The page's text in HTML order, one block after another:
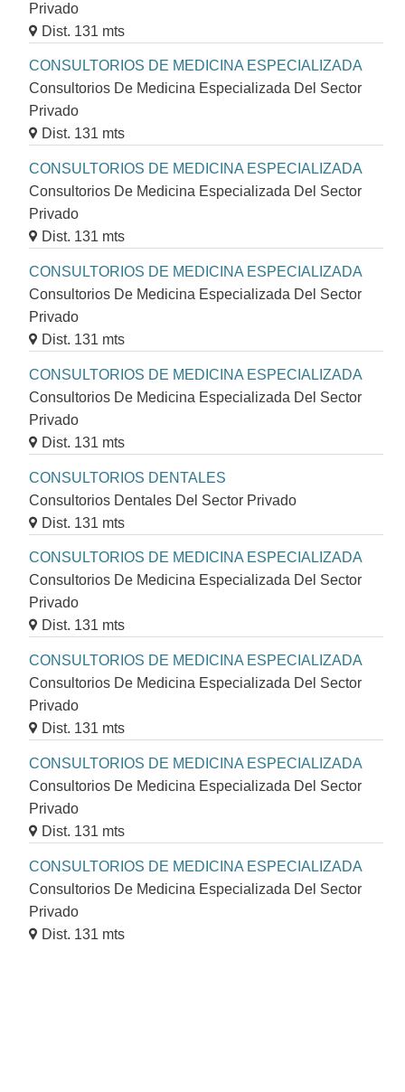
Privado
Dist. 131 mts
CONSULTORIOS DE MEDICINA ESPECIALIZADA
Consultorios De Medicina Especializada Del Sector
Privado
Dist. 131 mts
CONSULTORIOS DE MEDICINA ESPECIALIZADA
Consultorios De Medicina Especializada Del Sector
Privado
Dist. 131 mts
CONSULTORIOS DE MEDICINA ESPECIALIZADA
Consultorios De Medicina Especializada Del Sector
Privado
Dist. 131 mts
CONSULTORIOS DE MEDICINA ESPECIALIZADA
Consultorios De Medicina Especializada Del Sector
Privado
Dist. 131 mts
CONSULTORIOS DENTALES
Consultorios Dentales Del Sector Privado
Dist. 131 mts
CONSULTORIOS DE MEDICINA ESPECIALIZADA
Consultorios De Medicina Especializada Del Sector
Privado
Dist. 131 mts
CONSULTORIOS DE MEDICINA ESPECIALIZADA
Consultorios De Medicina Especializada Del Sector
Privado
Dist. 131 mts
CONSULTORIOS DE MEDICINA ESPECIALIZADA
Consultorios De Medicina Especializada Del Sector
Privado
Dist. 131 mts
CONSULTORIOS DE MEDICINA ESPECIALIZADA
Consultorios De Medicina Especializada Del Sector
Privado
Dist. 131 mts